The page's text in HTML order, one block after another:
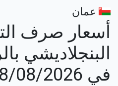
عمان
أسعار صرف
البنجلاديشي
في 08/08/2026